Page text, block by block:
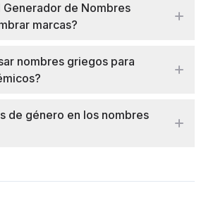
Generador de Nombres
marcas?
nombres griegos para
de género en los nombres